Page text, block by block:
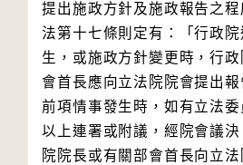
提出施政方針及施政報告之程
法第十七條則定有：「行政
生，或施政方針變更時，行
會首長應向立法院院會提出報
前項情事發生時，如有立法委
以上連署或附議，經院會議
院院長或有關部會首長向立